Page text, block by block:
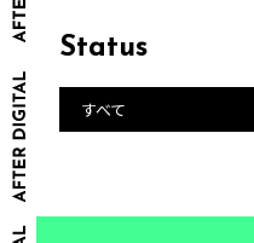
Status
すべて